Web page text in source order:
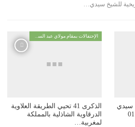
للشيخ سيدي…
سيدي
محمادي الشركي – السبت 01
الإحتفالات بمقام مولاي عبد السلام ابن مشيش
الذكرى 41 تحيي الطريقة العلاوية
الدرقاوية الشاذلية بالمملكة
لمغربية…